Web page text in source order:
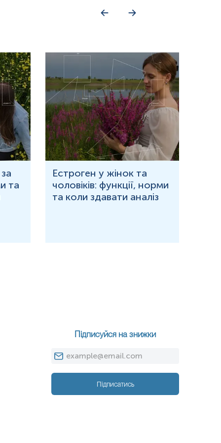
та
Естроген у жінок та
чоловіків: функції, норми
та коли здавати аналіз
Підписуйся на знижки
Підписатись